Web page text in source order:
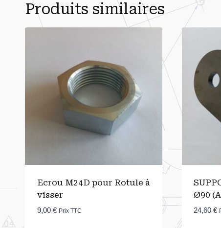
Produits similaires
Ecrou M24D pour Rotule à
visser
9,00 € Prix TTC
Ø90
24,60 €